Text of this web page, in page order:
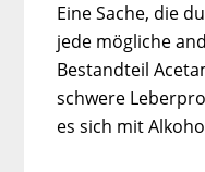
Eine Sache, die
jede mögliche
Bestandteil
schwere
es sich mit